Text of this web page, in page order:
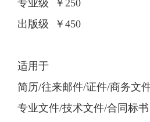
专业级 ￥250
出版级 ￥450
适用于
简历/往来邮件/证件/商务文
专业文件/技术文件/合同标书